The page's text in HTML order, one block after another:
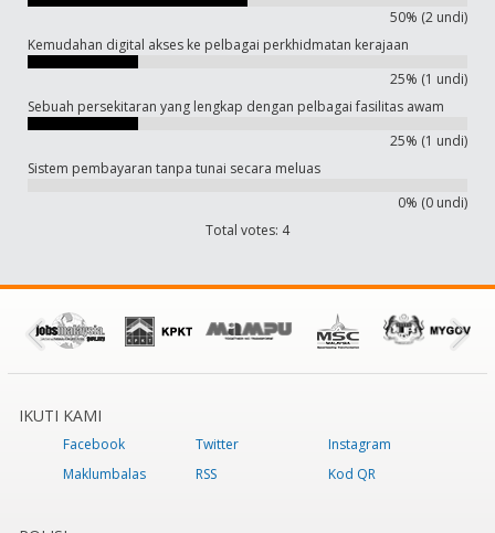
50% (2 undi)
Kemudahan digital akses ke pelbagai perkhidmatan kerajaan
25% (1 undi)
Sebuah persekitaran yang lengkap dengan pelbagai fasilitas awam
25% (1 undi)
Sistem pembayaran tanpa tunai secara meluas
0% (0 undi)
Total votes: 4
IKUTI KAMI
Facebook Twitter
Instagram
Maklumbalas
RSS Kod QR